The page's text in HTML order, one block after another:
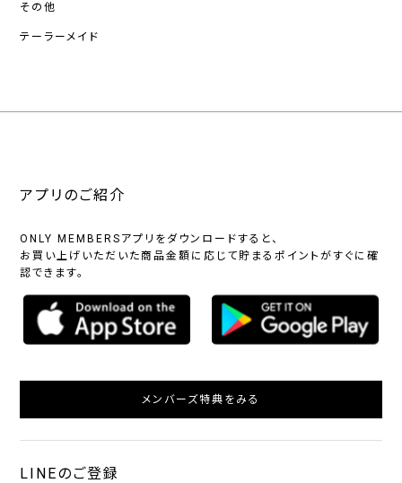
その他
テーラーメイド
アプリのご紹介
ONLY MEMBERSアプリをダウンロードすると、
お買い上げいただいた商品金額に応じて貯まるポイントがすぐに確
認できます。
メンバーズ特典をみる
LINEのご登録